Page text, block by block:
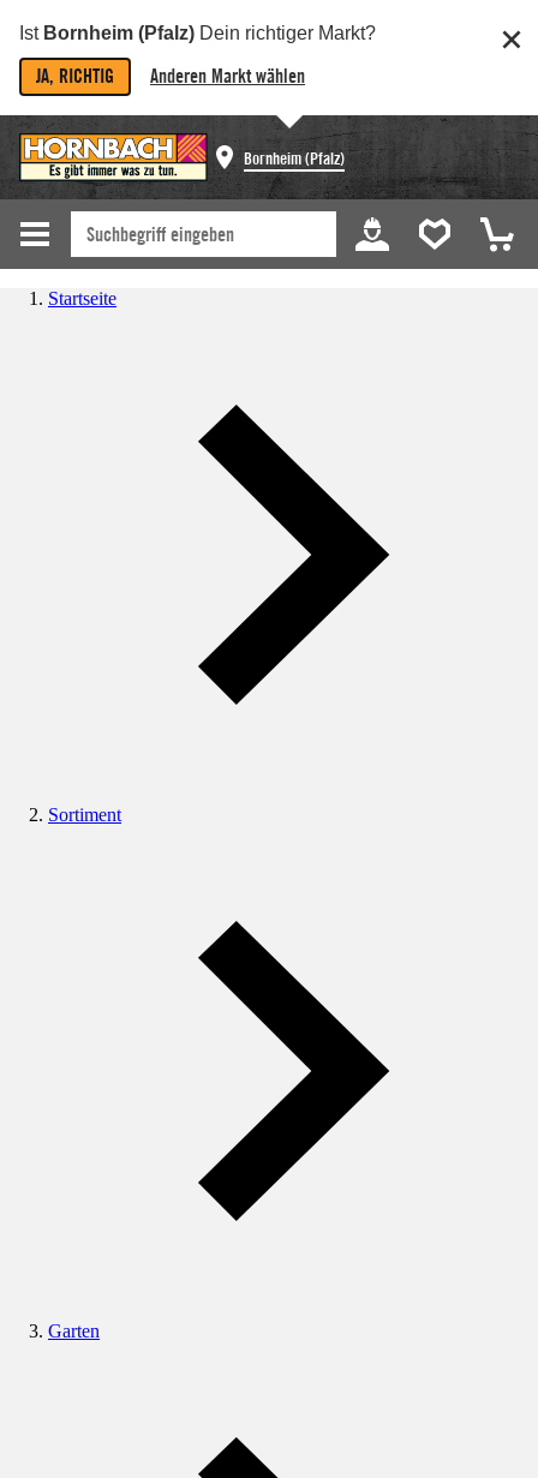
Ist Bornheim (Pfalz) Dein richtiger Markt?
JA, RICHTIG Anderen Markt wählen
Bornheim (Pfalz)
Startseite
Sortiment
Garten